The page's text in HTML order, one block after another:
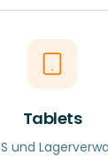
Tablets
und